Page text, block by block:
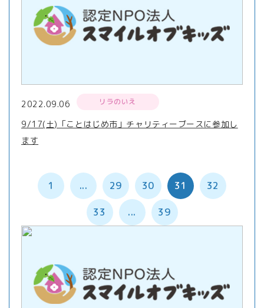
2022.09.06 リラのいえ
9/17(土)「ことはじめ市」チャリティーブースに参加し
ます
1 ... 29 30 31 32
33 ... 39